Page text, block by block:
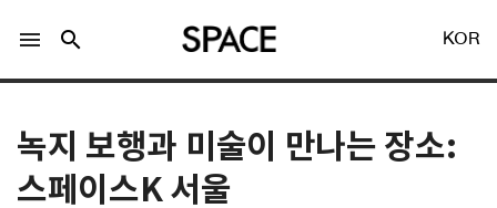
menu search KOR
녹지 보행과 미술이 만나는 장소:
스페이스K 서울